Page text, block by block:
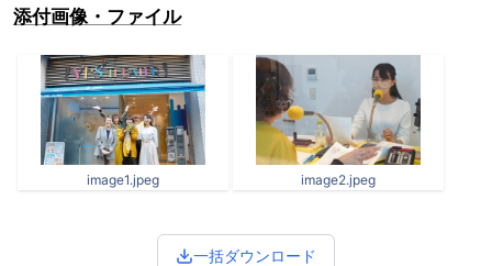
添付画像・ファイル
image1.jpeg image2.jpeg
一括ダウンロード